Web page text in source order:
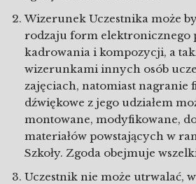
Wizerunek Uczestnika może
rodzaju form elektronicznego
kadrowania i kompozycji, a
wizerunkami innych osób
zajęciach, natomiast nagranie
dźwiękowe z jego udziałem
montowane, modyfikowane,
materiałów powstających w
Szkoły. Zgoda obejmuje
Uczestnik nie może utrwalać,